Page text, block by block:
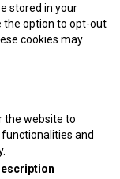
stored in your
the option to opt-out
cookies may
the website to
and